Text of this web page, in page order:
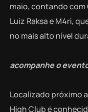
maio, contando com
Luiz Raksa e M4ri,
no mais alto nível
acompanhe o
Localizado próximo
High Club é